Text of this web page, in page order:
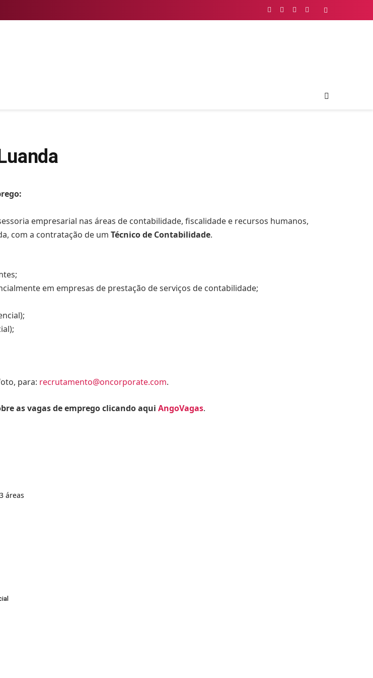
Facebook
X
Instagram
YouTube
empresarial nas áreas de contabilidade, fiscalidade e recursos humanos,
com a contratação de um Técnico de Contabilidade.
em empresas de prestação de serviços de contabilidade;
para: recrutamento@oncorporate.com.
as vagas de emprego clicando aqui AngoVagas.
áreas